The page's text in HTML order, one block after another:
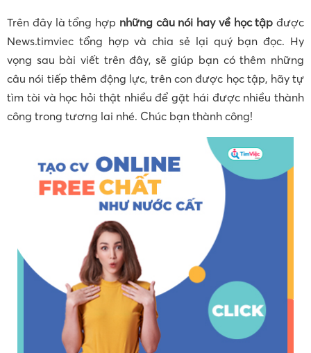
Trên đây là tổng hợp những câu nói hay về học tập được
News.timviec tổng hợp và chia sẻ lại quý bạn đọc. Hy
vọng sau bài viết trên đây, sẽ giúp bạn có thêm những
câu nói tiếp thêm động lực, trên con được học tập, hãy tự
tìm tòi và học hỏi thật nhiều để gặt hái được nhiều thành
công trong tương lai nhé. Chúc bạn thành công!